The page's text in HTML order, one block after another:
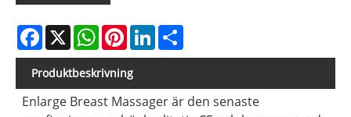
Facebook
X WhatsAppPinterestLinkedIn
Produktbeskrivning
Enlarge Breast Massager är den senaste